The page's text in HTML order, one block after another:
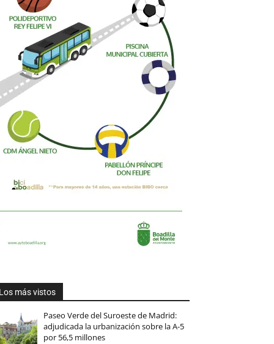
más vistos
Paseo Verde del Suroeste de Madrid:
adjudicada la urbanización sobre la A-5
por 56,5 millones